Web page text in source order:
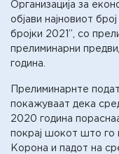
Организација за
објави најновиот
бројки 2021”, со
прелиминарни
година.
Прелиминарнте
покажуваат дека
2020 година
покрај шокот што го
Корона и падот на